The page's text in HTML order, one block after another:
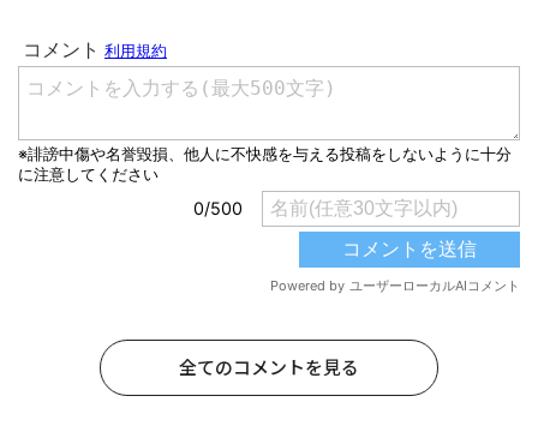
全てのコメントを見る